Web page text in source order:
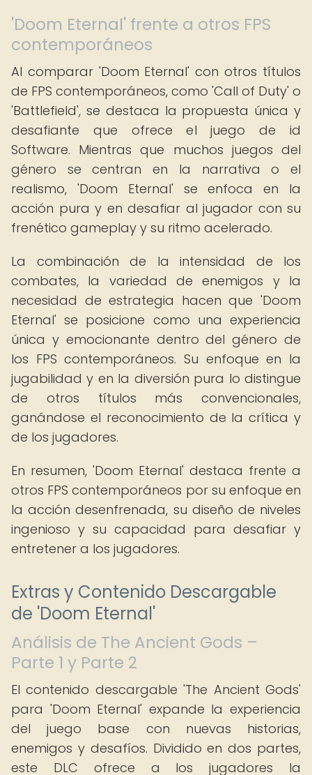
'Doom Eternal' frente a otros FPS
contemporáneos
Al comparar 'Doom Eternal' con otros títulos
de FPS contemporáneos, como 'Call of Duty' o
'Battlefield', se destaca la propuesta única y
desafiante que ofrece el juego de id
Software. Mientras que muchos juegos del
género se centran en la narrativa o el
realismo, 'Doom Eternal' se enfoca en la
acción pura y en desafiar al jugador con su
frenético gameplay y su ritmo acelerado.
La combinación de la intensidad de los
combates, la variedad de enemigos y la
necesidad de estrategia hacen que 'Doom
Eternal' se posicione como una experiencia
única y emocionante dentro del género de
los FPS contemporáneos. Su enfoque en la
jugabilidad y en la diversión pura lo distingue
de otros títulos más convencionales,
ganándose el reconocimiento de la crítica y
de los jugadores.
En resumen, 'Doom Eternal' destaca frente a
otros FPS contemporáneos por su enfoque en
la acción desenfrenada, su diseño de niveles
ingenioso y su capacidad para desafiar y
entretener a los jugadores.
Extras y Contenido Descargable
de 'Doom Eternal'
Análisis de The Ancient Gods –
Parte 1 y Parte 2
El contenido descargable 'The Ancient Gods'
para 'Doom Eternal' expande la experiencia
del juego base con nuevas historias,
enemigos y desafíos. Dividido en dos partes,
este DLC ofrece a los jugadores la